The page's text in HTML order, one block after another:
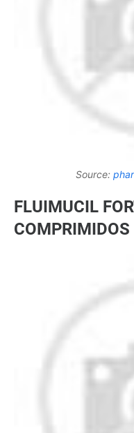
Source:
FLUIMUCIL
COMPRIMIDOS